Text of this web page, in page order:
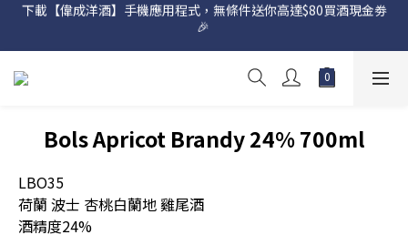
網店購滿 $500 即享免費送貨服務📦
🎉
Bols Apricot Brandy 24% 700ml
LBO35
荷蘭 波士 杏桃白蘭地 雞尾酒
酒精度24%